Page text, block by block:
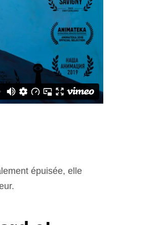
épuisée, elle